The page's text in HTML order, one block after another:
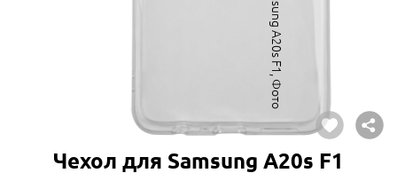
Чехол для Samsung A20s F1